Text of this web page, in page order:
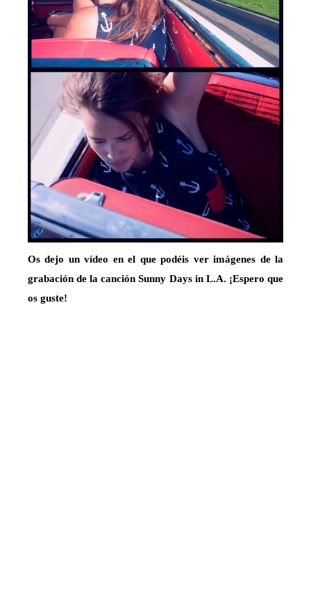
Os dejo un vídeo en el que podéis ver imágenes de la
grabación de la canción Sunny Days in L.A. ¡Espero que
os guste!